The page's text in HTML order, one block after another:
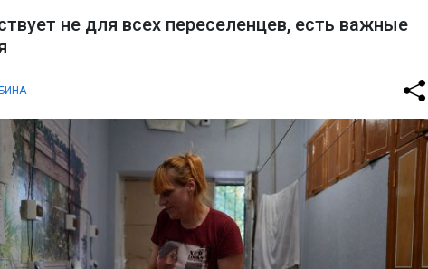
не для всех переселенцев, есть важные